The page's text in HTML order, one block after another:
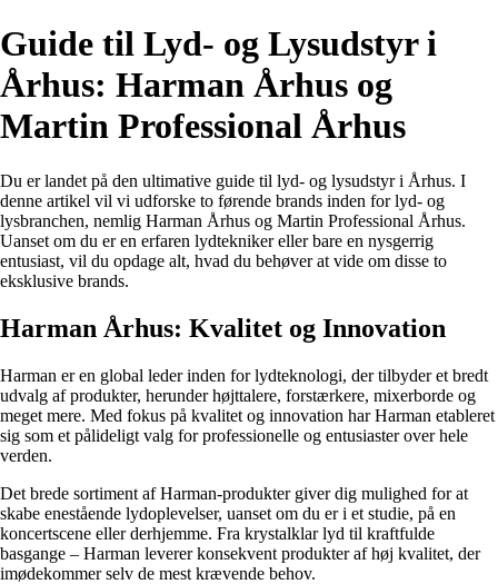
Guide til Lyd- og Lysudstyr i
Århus: Harman Århus og
Martin Professional Århus
Du er landet på den ultimative guide til lyd- og lysudstyr i Århus. I
denne artikel vil vi udforske to førende brands inden for lyd- og
lysbranchen, nemlig Harman Århus og Martin Professional Århus.
Uanset om du er en erfaren lydtekniker eller bare en nysgerrig
entusiast, vil du opdage alt, hvad du behøver at vide om disse to
eksklusive brands.
Harman Århus: Kvalitet og Innovation
Harman er en global leder inden for lydteknologi, der tilbyder et bredt
udvalg af produkter, herunder højttalere, forstærkere, mixerborde og
meget mere. Med fokus på kvalitet og innovation har Harman etableret
sig som et pålideligt valg for professionelle og entusiaster over hele
verden.
Det brede sortiment af Harman-produkter giver dig mulighed for at
skabe enestående lydoplevelser, uanset om du er i et studie, på en
koncertscene eller derhjemme. Fra krystalklar lyd til kraftfulde
basgange – Harman leverer konsekvent produkter af høj kvalitet, der
imødekommer selv de mest krævende behov.